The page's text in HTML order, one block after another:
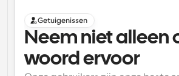
Getuigenissen
Neem niet alleen
woord ervoor